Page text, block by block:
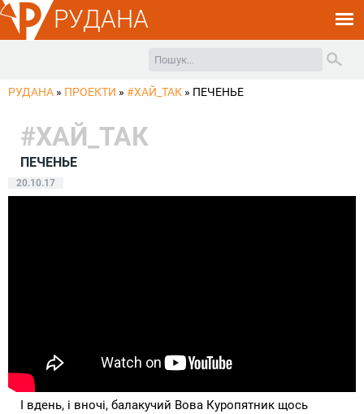
РУДАНА
РУДАНА » ПРОЕКТИ » #ХАЙ_ТАК » ПЕЧЕНЬЕ
#ХАЙ_ТАК
ПЕЧЕНЬЕ
20.10.17
І вдень, і вночі, балакучий Вова Куропятник щось